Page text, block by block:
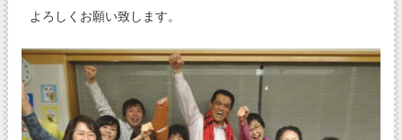
よろしくお願い致します。